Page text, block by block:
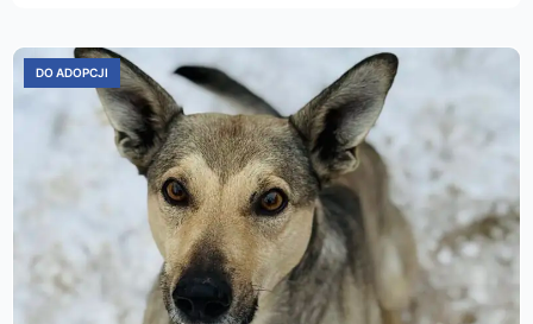
DO ADOPCJI